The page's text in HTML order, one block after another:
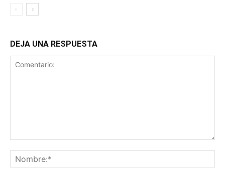
DEJA UNA RESPUESTA